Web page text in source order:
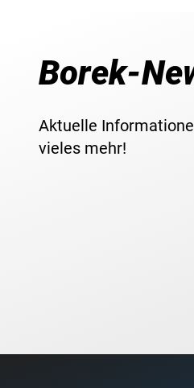
Borek-
Aktuelle
vieles mehr!